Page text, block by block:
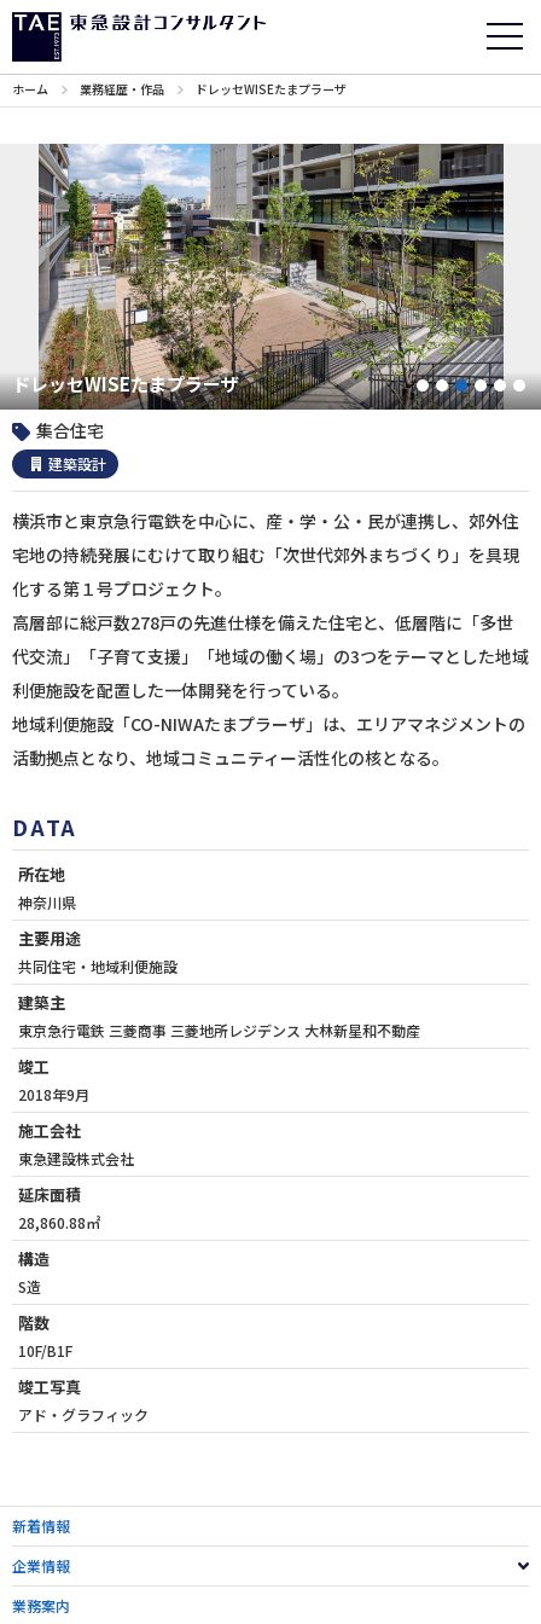
ホーム 業務経歴・作品 ドレッセWISEたまプラーザ
ドレッセWISEたまプラーザ 1 2 3 4 5
集合住宅
建築設計
横浜市と東京急行電鉄を中心に、産・学・公・民が連携し、郊外住
宅地の持続発展にむけて取り組む「次世代郊外まちづくり」を具現
化する第１号プロジェクト。
高層部に総戸数278戸の先進仕様を備えた住宅と、低層階に「多世
代交流」「子育て支援」「地域の働く場」の3つをテーマとした地域
利便施設を配置した一体開発を行っている。
地域利便施設「CO-NIWAたまプラーザ」は、エリアマネジメントの
活動拠点となり、地域コミュニティー活性化の核となる。
DATA
所在地
神奈川県
主要用途
共同住宅・地域利便施設
建築主
東京急行電鉄 三菱商事 三菱地所レジデンス 大林新星和不動産
竣工
2018年9月
施工会社
東急建設株式会社
延床面積
28,860.88㎡
構造
S造
階数
10F/B1F
竣工写真
アド・グラフィック
新着情報
企業情報
業務案内